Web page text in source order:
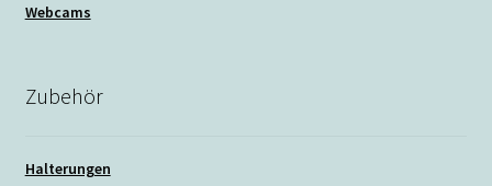
Webcams
Zubehör
Halterungen